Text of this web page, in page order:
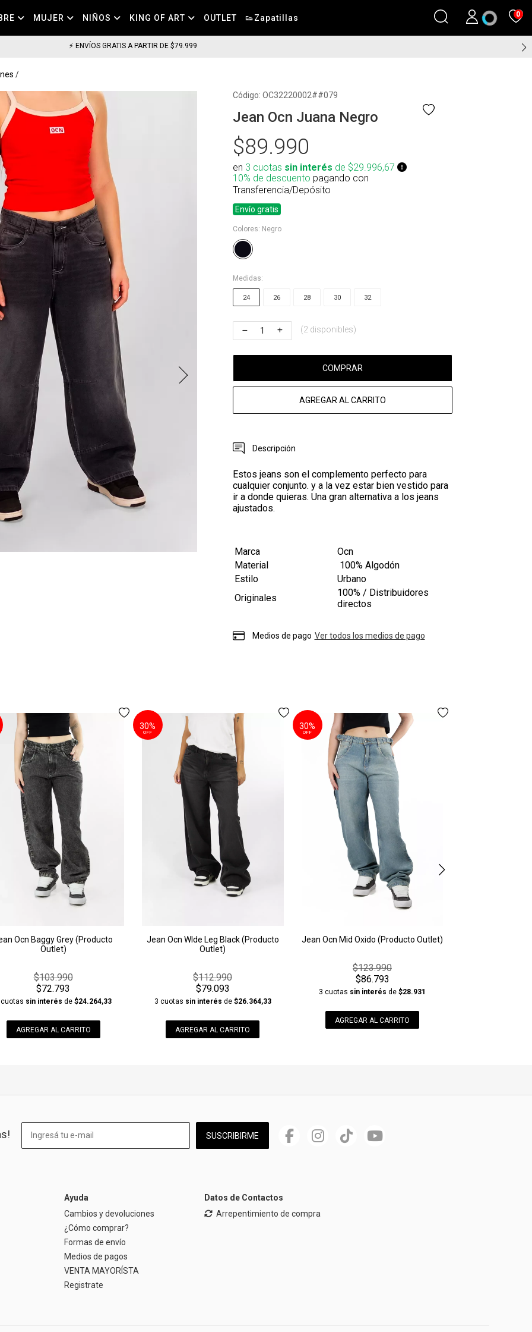
MUJER NIÑOS KING OF ART OUTLET 👟Zapatillas 0
⚡ ENVÍOS GRATIS A PARTIR DE $79.999
Código: OC32220002##079
Jean Ocn Juana Negro
$89.990
en 3 cuotas sin interés de $29.996,67
10% de descuento pagando con
Transferencia/Depósito
Envío gratis
Colores: Negro
Medidas:
24 26 28 30 32
(2 disponibles)
COMPRAR
AGREGAR AL CARRITO
Descripción
Estos jeans son el complemento perfecto para
cualquier conjunto. y a la vez estar bien vestido para
ir a donde quieras. Una gran alternativa a los jeans
ajustados.
Marca
Ocn
Material
100% Algodón
Estilo
Urbano
Originales
100% / Distribuidores
directos
Medios de pago Ver todos los medios de pago
Ocn Baggy Grey (Producto
Outlet)
$103.990
$72.793
sin interés de$24.264,33
AGREGAR AL CARRITO
Jean Ocn WIde Leg Black (Producto
Outlet)
30%
OFF
$112.990
$79.093
3 cuotas sin interés de $26.364,33
AGREGAR AL CARRITO
Jean Ocn Mid Oxido (Producto Outlet)
30%
OFF
$123.990
$86.793
3 cuotas sin interés de$28.931
AGREGAR AL CARRITO
SUSCRIBIRME
Ayuda
Cambios y devoluciones
¿Cómo comprar?
Formas de envío
Medios de pagos
VENTA MAYORÍSTA
Registrate
Datos de Contactos
Arrepentimiento de compra